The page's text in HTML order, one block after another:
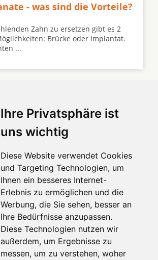
Ihre Privatsphäre ist
uns wichtig
Diese Website verwendet Cookies
und Targeting Technologien, um
Ihnen ein besseres Internet-
Erlebnis zu ermöglichen und die
Werbung, die Sie sehen, besser an
Ihre Bedürfnisse anzupassen.
Diese Technologien nutzen wir
außerdem, um Ergebnisse zu
messen, um zu verstehen, woher
- was sind die Vorteile?
Zahn zu ersetzen gibt es 2
Brücke oder Implantat.
...
der Nähe von Heidenrod
*Boppard * Braubach* Brey *
* Filsen * Frücht * Hünenfeld *
Lahnstein
Kärlich* Osterspai *Rhens*
*Spay *Urbar Urmitz
*
Winningen*
Zahnimplantete in Heidenrod wurde
08 August 2026 aktualisiert.